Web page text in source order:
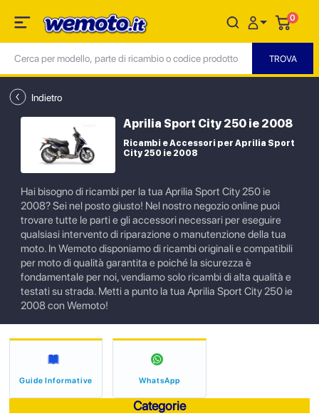
0
Indietro
Aprilia Sport City 250 ie 2008
Ricambi e Accessori per Aprilia Sport
City 250 ie 2008
Hai bisogno di ricambi per la tua Aprilia Sport City 250 ie
2008? Sei nel posto giusto! Nel nostro negozio online puoi
trovare tutte le parti e gli accessori necessari per eseguire
qualsiasi intervento di riparazione o manutenzione della tua
moto. In Wemoto disponiamo di ricambi originali e compatibili
per moto di qualità garantita e poiché la sicurezza è
fondamentale per noi, vendiamo solo ricambi di alta qualità e
testati su strada. Metti a punto la tua Aprilia Sport City 250 ie
2008 con Wemoto!
Guide Informative WhatsApp
Categorie